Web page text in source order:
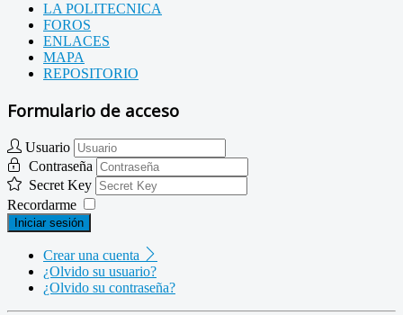
LA POLITECNICA
FOROS
ENLACES
MAPA
REPOSITORIO
Formulario de acceso
Usuario
Contraseña
Secret Key
Recordarme
Iniciar sesión
Crear una cuenta
¿Olvido su usuario?
¿Olvido su contraseña?